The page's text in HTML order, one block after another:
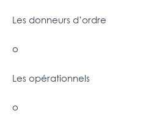
Les donneurs d’ordre
o
Les opérationnels
o